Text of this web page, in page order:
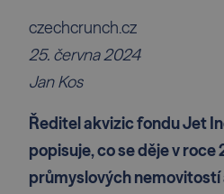
czechcrunch.cz
25. června 2024
Jan Kos
Ředitel akvizic fondu Jet
popisuje, co se děje v roce
průmyslových nemovitostí